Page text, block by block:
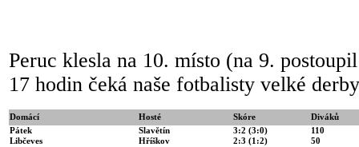
Peruc klesla na 10. místo (na 9.
17 hodin čeká naše fotbalisty velké
Domácí Hosté Skóre
Diváků
Pátek
Slavětín 3:2 (3:0)
110
Libčeves
Hříškov 2:3 (1:2)
50